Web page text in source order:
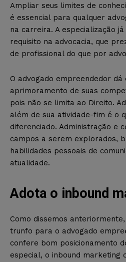
Ampliar seus limites de
é essencial para qualquer
na carreira. A especialização
requisito na advocacia, que
de profissional do que por
O advogado empreendedor
aprimoramento de suas
pois não se limita ao Direito.
além de sua atividade-fim é o
diferenciado. Administração e
campos a serem explorados,
habilidades pessoais de
atualidade.
Adota o inbound
Como dissemos
trunfo para o advogado
confere bom posicionamento
especial, o inbound marketing